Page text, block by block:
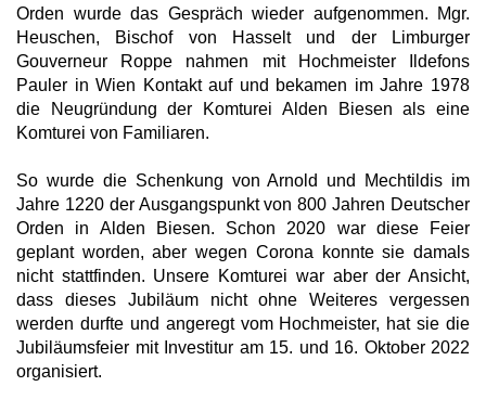
Orden wurde das Gespräch wieder aufgenommen. Mgr.
Heuschen, Bischof von Hasselt und der Limburger
Gouverneur Roppe nahmen mit Hochmeister Ildefons
Pauler in Wien Kontakt auf und bekamen im Jahre 1978
die Neugründung der Komturei Alden Biesen als eine
Komturei von Familiaren.
So wurde die Schenkung von Arnold und Mechtildis im
Jahre 1220 der Ausgangspunkt von 800 Jahren Deutscher
Orden in Alden Biesen. Schon 2020 war diese Feier
geplant worden, aber wegen Corona konnte sie damals
nicht stattfinden. Unsere Komturei war aber der Ansicht,
dass dieses Jubiläum nicht ohne Weiteres vergessen
werden durfte und angeregt vom Hochmeister, hat sie die
Jubiläumsfeier mit Investitur am 15. und 16. Oktober 2022
organisiert.